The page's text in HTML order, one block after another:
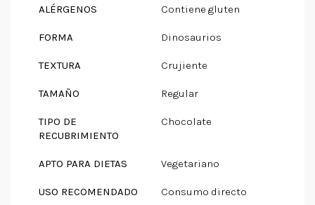
ALÉRGENOS Contiene gluten
FORMA Dinosaurios
TEXTURA Crujiente
TAMAÑO Regular
TIPO DE
RECUBRIMIENTO
Chocolate
APTO PARA DIETAS Vegetariano
USO RECOMENDADO Consumo directo